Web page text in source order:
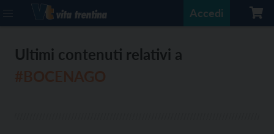
Accedi
Ultimi contenuti relativi a